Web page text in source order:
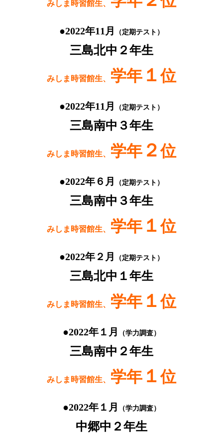
みしま時習館生、
●2022年11月 （定期テスト）
三島北中２年生
みしま時習館生、 学年 １位
●2022年11月 （定期テスト）
三島南中３年生
みしま時習館生、 学年 ２位
●2022年６月 （定期テスト）
三島南中３年生
みしま時習館生、 学年 １位
●2022年２月 （定期テスト）
三島北中１年生
みしま時習館生、 学年 １位
●2022年１月 （学力調査）
三島南中２年生
みしま時習館生、 学年 １位
●2022年１月 （学力調査）
中郷中２年生